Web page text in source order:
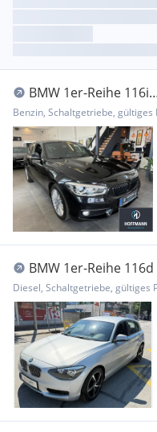
BMW 1er-Reihe 116i
Advantage,LED/Navi/
Benzin, Schaltgetriebe,
BMW 1er-Reihe
Diesel, Schaltgetriebe, gültiges